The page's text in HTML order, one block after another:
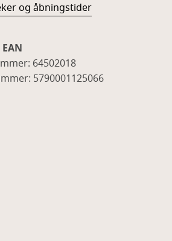
og åbningstider
64502018
5790001125066